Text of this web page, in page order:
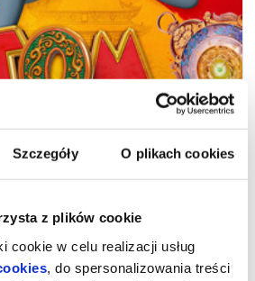
Szczegóły O plikach cookies
z plików cookie
cookie w celu realizacji usług
, do spersonalizowania treści